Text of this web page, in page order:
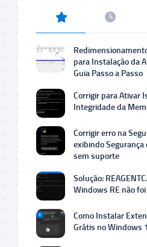
para Instalação da
Guia Passo a Passo
Corrigir para Ativar
Integridade da
Corrigir erro na
exibindo
sem suporte
Solução:
Windows RE não
Como Instalar
Grátis no Windows